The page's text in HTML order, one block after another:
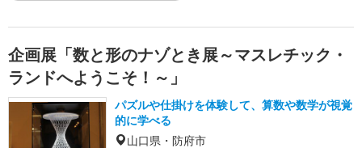
企画展「数と形のナゾとき展～マスレチック・
ランドへようこそ！～」
パズルや仕掛けを体験して、算数や数学が視覚
的に学べる
山口県・防府市